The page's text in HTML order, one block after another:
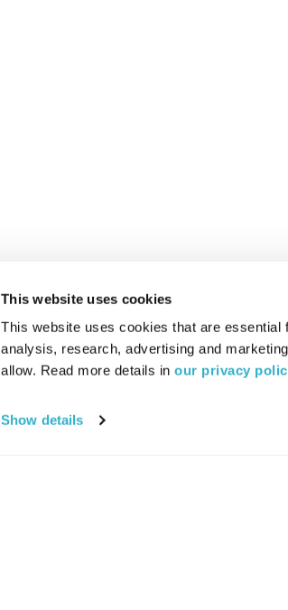
This website uses cookies
This website uses cookies that are
analysis, research, advertising and
allow. Read more details in our privacy
Show details